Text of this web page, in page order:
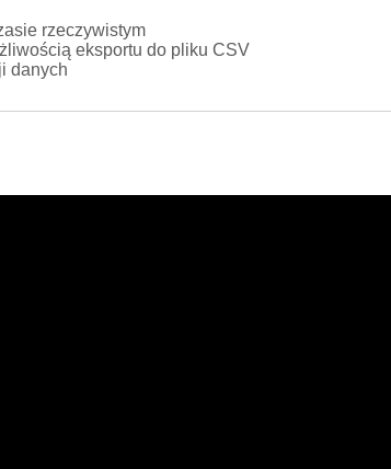
rzeczywistym
eksportu do pliku CSV
danych